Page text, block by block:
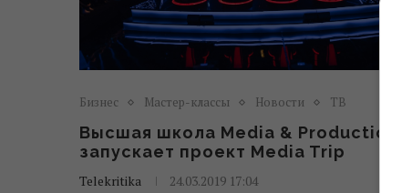
Бизнес Мастер-классы Новости ТВ
Высшая школа Media & Production
запускает проект Media Trip
Telekritika 24.03.2019 17:04